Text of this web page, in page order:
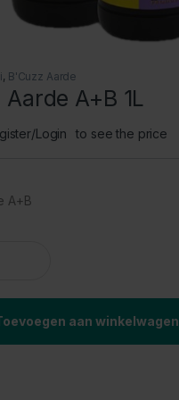
, B'Cuzz Aarde
Aarde A+B 1L
Login to see the price
A+B
aan winkelwagen